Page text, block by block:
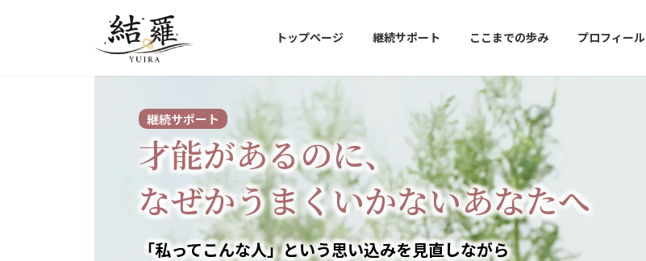
トップページ 継続サポート ここまでの歩み プロフィール
継続サポート
才能があるのに、
なぜかうまくいかないあなたへ
「私ってこんな人」という思い込みを見直しながら